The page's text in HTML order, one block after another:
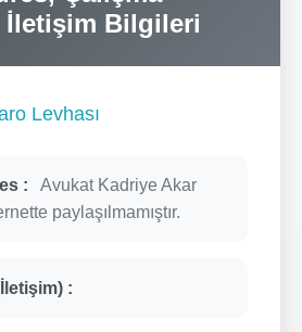
İletişim Bilgileri
Levhası
:
Avukat Kadriye Akar
paylaşılmamıştır.
: